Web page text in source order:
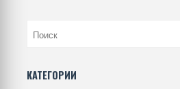
КАТЕГОРИИ